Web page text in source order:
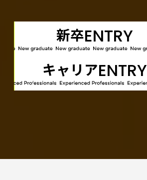
新卒ENTRY
キャリアENTRY